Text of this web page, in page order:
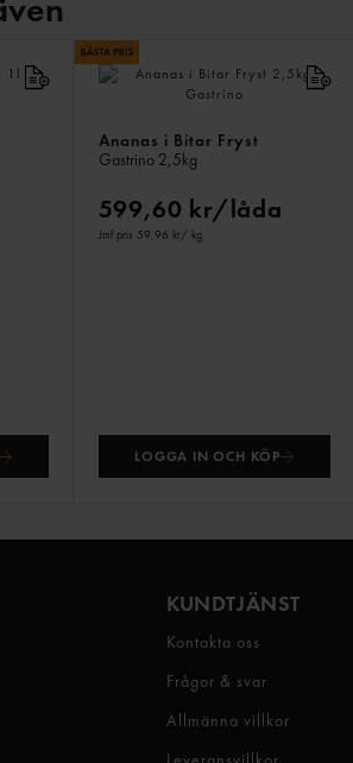
Ananas i Bitar Fryst
Gastrino 2,5kg
599,60 kr/låda
Jmf.pris 59,96 kr/ kg
LOGGA IN OCH KÖP
KUNDTJÄNST
Kontakta oss
Frågor & svar
Allmänna villkor